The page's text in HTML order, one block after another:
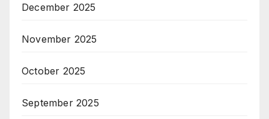
December 2025
November 2025
October 2025
September 2025